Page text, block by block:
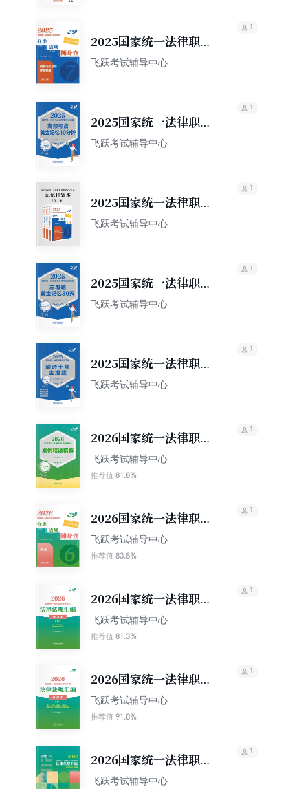
2025国家统一法律职业
资格考试分类法规随身
飞跃考试辅导中心
1
2025国家统一法律职业
资格考试记忆通
飞跃考试辅导中心
1
2025国家统一法律职业
资格考试记忆通：记忆
飞跃考试辅导中心
1
2025国家统一法律职业
资格考试记忆通：主观
飞跃考试辅导中心
1
2025国家统一法律职业
资格考试刷透十年主观
飞跃考试辅导中心
1
2026国家统一法律职业
资格考试案例精读精
解：主客观通用版
飞跃考试辅导中心
推荐值 81.8%
1
2026国家统一法律职业
资格考试分类法规随身
查：商法
飞跃考试辅导中心
推荐值 83.8%
1
2026国家统一法律职业
资格考试法律法规汇编
便携本（第二卷）：刑
飞跃考试辅导中心
推荐值 81.3%
1
2026国家统一法律职业
资格考试法律法规汇编
便携本（第一卷）：宪
度和法律职业道德
飞跃考试辅导中心
推荐值 91.0%
1
2026国家统一法律职业
资格考试法律法规汇编
飞跃考试辅导中心
1